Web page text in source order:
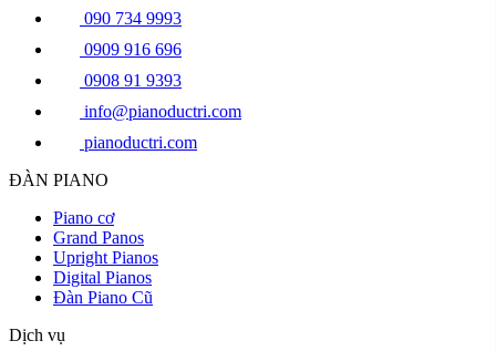
090 734 9993
0909 916 696
0908 91 9393
info@pianoductri.com
pianoductri.com
ĐÀN PIANO
Piano cơ
Grand Panos
Upright Pianos
Digital Pianos
Đàn Piano Cũ
Dịch vụ